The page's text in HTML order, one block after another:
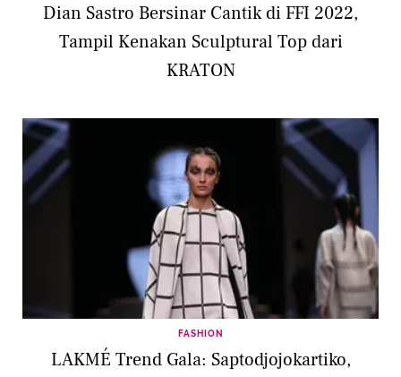
Dian Sastro Bersinar Cantik di FFI 2022,
Tampil Kenakan Sculptural Top dari
KRATON
FASHION
LAKMÉ Trend Gala: Saptodjojokartiko,